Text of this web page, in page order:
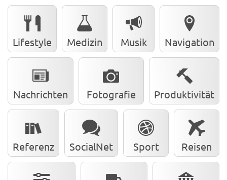
Lifestyle Medizin Musik Navigation
Nachrichten Fotografie Produktivität
Referenz SocialNet Sport Reisen